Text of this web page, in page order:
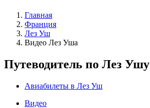
Главная
Франция
Лез Уш
Видео Лез Уша
Путеводитель по Лез Ушу
Авиабилеты в Лез Уш
Видео